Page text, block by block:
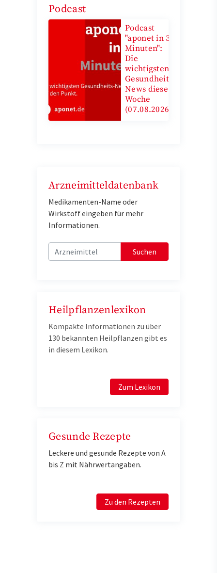
Podcast
Podcast
"aponet in 3
Minuten":
Die
wichtigsten
Gesundheits-
News diese
Woche
(07.08.2026)
Arzneimitteldatenbank
Medikamenten-Name oder
Wirkstoff eingeben für mehr
Informationen.
Suchen
Heilpflanzenlexikon
Kompakte Informationen zu über
130 bekannten Heilpflanzen gibt es
in diesem Lexikon.
Zum Lexikon
Gesunde Rezepte
Leckere und gesunde Rezepte von A
bis Z mit Nährwertangaben.
Zu den Rezepten